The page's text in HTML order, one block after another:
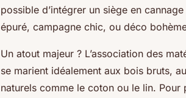
possible d’intégrer un siège en
épuré, campagne chic, ou déco
Un atout majeur ? L’association des
se marient idéalement aux bois bruts,
naturels comme le coton ou le lin. Pour